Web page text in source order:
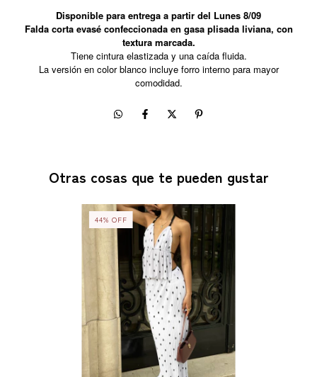
Disponible para entrega a partir del Lunes 8/09
Falda corta evasé confeccionada en gasa plisada liviana, con
textura marcada.
Tiene cintura elastizada y una caída fluida.
La versión en color blanco incluye forro interno para mayor
comodidad.
Otras cosas que te pueden gustar
44% OFF